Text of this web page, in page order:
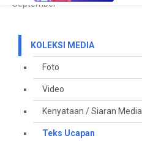
September
KOLEKSI MEDIA
Foto
Video
Kenyataan / Siaran Media
Teks Ucapan